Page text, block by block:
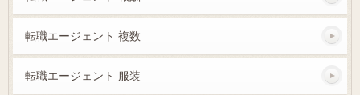
転職エージェント 複数
転職エージェント 服装